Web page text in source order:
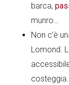
barca,
munro…
Non c’è
Lomond.